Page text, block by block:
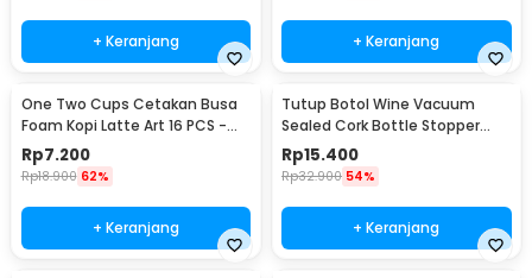
+ Keranjang + Keranjang
One Two Cups Cetakan Busa
Foam Kopi Latte Art 16 PCS -
JJYE01
Rp7.200
Rp18.900 62%
+ Keranjang
Tutup Botol Wine Vacuum
Sealed Cork Bottle Stopper
Stainless Steel - G94529
Rp15.400
Rp32.900 54%
+ Keranjang